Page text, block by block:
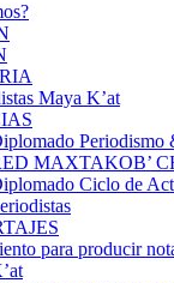
Maya K’at
Periodismo
MAXTAKOB’
Ciclo de
para producir